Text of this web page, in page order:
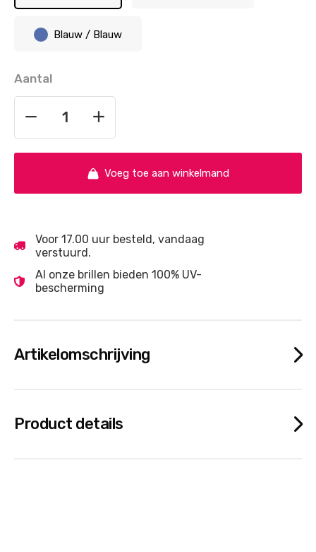
Blauw / Blauw
Aantal
Voeg toe aan winkelmand
Voor 17.00 uur besteld, vandaag
verstuurd.
Al onze brillen bieden 100% UV-
bescherming
Artikelomschrijving
Product details